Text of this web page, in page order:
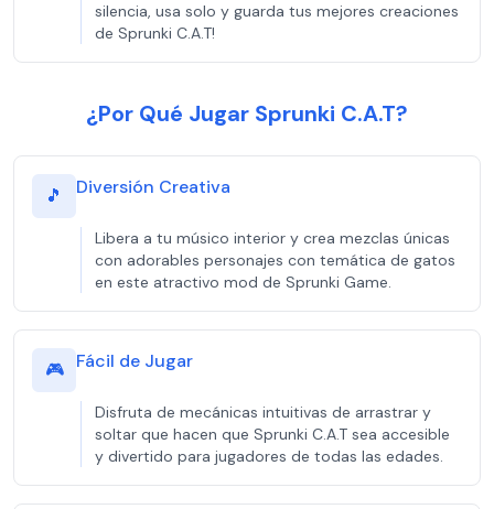
silencia, usa solo y guarda tus mejores creaciones
de Sprunki C.A.T!
¿Por Qué Jugar Sprunki C.A.T?
🎵 Diversión Creativa
Libera a tu músico interior y crea mezclas únicas
con adorables personajes con temática de gatos
en este atractivo mod de Sprunki Game.
🎮 Fácil de Jugar
Disfruta de mecánicas intuitivas de arrastrar y
soltar que hacen que Sprunki C.A.T sea accesible
y divertido para jugadores de todas las edades.